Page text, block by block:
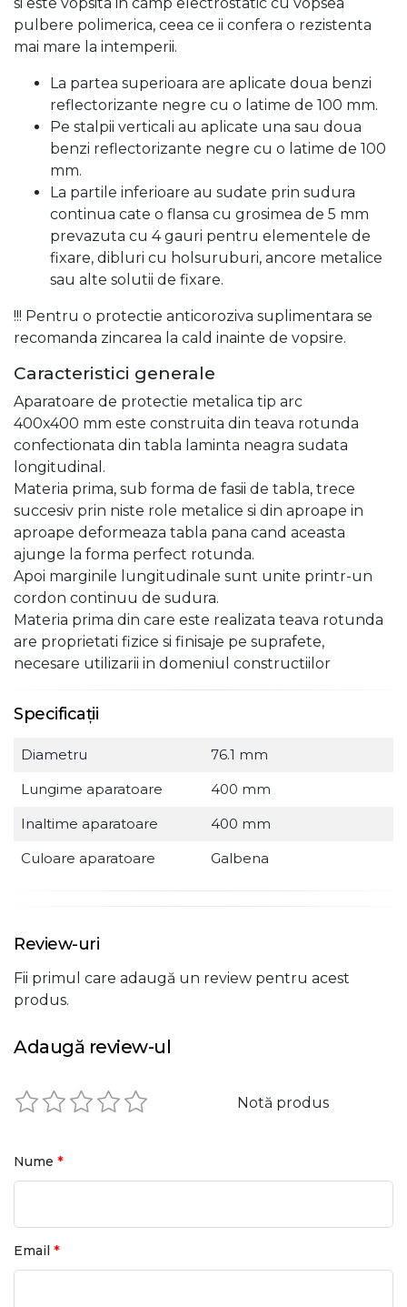
pulbere polimerica, ceea ce ii confera o rezistenta
mai mare la intemperii.
La partea superioara are aplicate doua benzi
reflectorizante negre cu o latime de 100 mm.
Pe stalpii verticali au aplicate una sau doua
benzi reflectorizante negre cu o latime de 100
mm.
La partile inferioare au sudate prin sudura
continua cate o flansa cu grosimea de 5 mm
prevazuta cu 4 gauri pentru elementele de
fixare, dibluri cu holsuruburi, ancore metalice
sau alte solutii de fixare.
!!! Pentru o protectie anticoroziva suplimentara se
recomanda zincarea la cald inainte de vopsire.
Caracteristici generale
Aparatoare de protectie metalica tip arc
400x400 mm este construita din teava rotunda
confectionata din tabla laminta neagra sudata
longitudinal.
Materia prima, sub forma de fasii de tabla, trece
succesiv prin niste role metalice si din aproape in
aproape deformeaza tabla pana cand aceasta
ajunge la forma perfect rotunda.
Apoi marginile lungitudinale sunt unite printr-un
cordon continuu de sudura.
Materia prima din care este realizata teava rotunda
are proprietati fizice si finisaje pe suprafete,
necesare utilizarii in domeniul constructiilor
Specificații
Diametru
76.1 mm
Lungime aparatoare
400 mm
Inaltime aparatoare
400 mm
Culoare aparatoare
Galbena
Review-uri
Fii primul care adaugă un review pentru acest
produs.
Adaugă review-ul
Notă produs
Nume *
Email *